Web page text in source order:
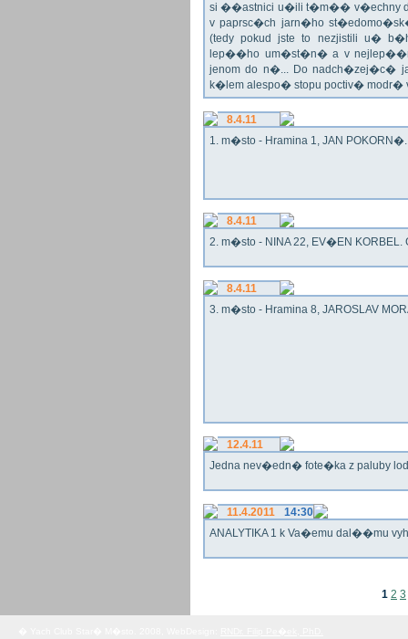
si ��astnici u�ili t�m�� v�echny
v paprsc�ch jarn�ho
(tedy pokud jste to nezjistili u�
lep��ho um�st�n� a v
jenom do n�... Do nadch�zej�c�
k�lem alespo� stopu poctiv�
8.4.11
1. m�sto - Hramina 1, JAN
8.4.11
2. m�sto - NINA 22, EV�EN KORBEL.
8.4.11
3. m�sto - Hramina 8, JAROSLAV
12.4.11
Jedna nev�edn� fote�ka z paluby
11.4.2011
14:30
ANALYTIKA 1 k Va�emu dal��mu
1 2 3